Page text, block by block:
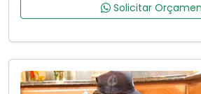
Solicitar